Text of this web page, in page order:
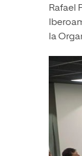
Rafael
la